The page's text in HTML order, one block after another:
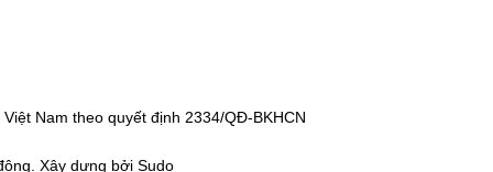
Nam theo quyết định 2334/QĐ-BKHCN
Xây dựng bởi Sudo